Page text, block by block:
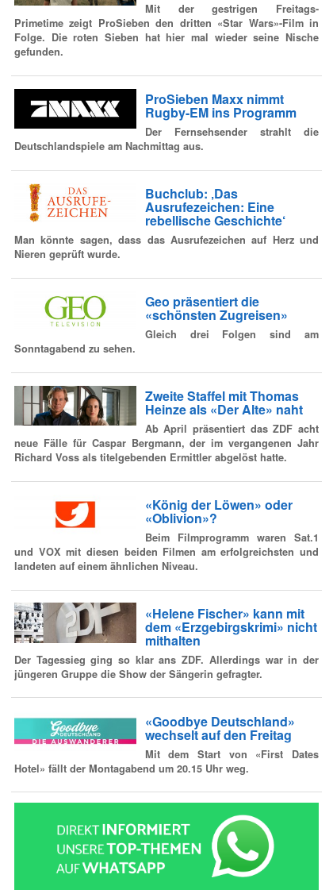
Mit der gestrigen Freitags-
Primetime zeigt ProSieben den dritten «Star Wars»-Film in
Folge. Die roten Sieben hat hier mal wieder seine Nische
gefunden.
ProSieben Maxx nimmt
Rugby-EM ins Programm
Der Fernsehsender strahlt die
Deutschlandspiele am Nachmittag aus.
Buchclub: ‚Das
Ausrufezeichen: Eine
rebellische Geschichte‘
Man könnte sagen, dass das Ausrufezeichen auf Herz und
Nieren geprüft wurde.
Geo präsentiert die
«schönsten Zugreisen»
Gleich drei Folgen sind am
Sonntagabend zu sehen.
Zweite Staffel mit Thomas
Heinze als «Der Alte» naht
Ab April präsentiert das ZDF acht
neue Fälle für Caspar Bergmann, der im vergangenen Jahr
Richard Voss als titelgebenden Ermittler abgelöst hatte.
«König der Löwen» oder
«Oblivion»?
Beim Filmprogramm waren Sat.1
und VOX mit diesen beiden Filmen am erfolgreichsten und
landeten auf einem ähnlichen Niveau.
«Helene Fischer» kann mit
dem «Erzgebirgskrimi» nicht
mithalten
Der Tagessieg ging so klar ans ZDF. Allerdings war in der
jüngeren Gruppe die Show der Sängerin gefragter.
«Goodbye Deutschland»
wechselt auf den Freitag
Mit dem Start von «First Dates
Hotel» fällt der Montagabend um 20.15 Uhr weg.